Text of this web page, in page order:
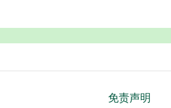
免责声明